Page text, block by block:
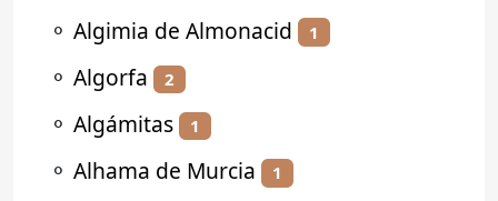
⚬ Algimia de Almonacid 1
⚬ Algorfa 2
⚬ Algámitas 1
⚬ Alhama de Murcia 1